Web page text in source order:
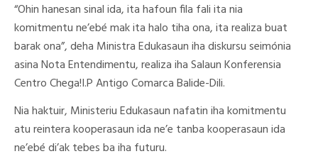
“Ohin hanesan sinal ida, ita hafoun fila fali ita nia
komitmentu ne’ebé mak ita halo tiha ona, ita realiza buat
barak ona”, deha Ministra Edukasaun iha diskursu seimónia
asina Nota Entendimentu, realiza iha Salaun Konferensia
Centro Chega!I.P Antigo Comarca Balide-Dili.
Nia haktuir, Ministeriu Edukasaun nafatin iha komitmentu
atu reintera kooperasaun ida ne’e tanba kooperasaun ida
ne’ebé di’ak tebes ba iha futuru.